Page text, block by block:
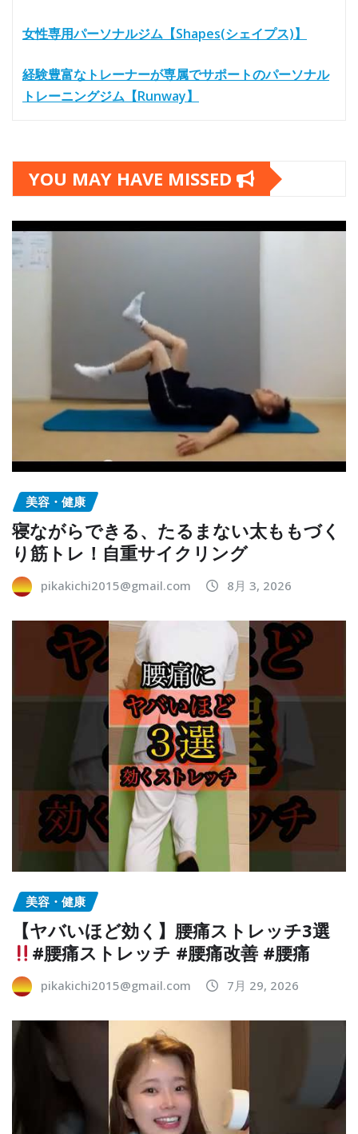
女性専用パーソナルジム【Shapes(シェイプス)】
経験豊富なトレーナーが専属でサポートのパーソナル
トレーニングジム【Runway】
YOU MAY HAVE MISSED
美容・健康
寝ながらできる、たるまない太ももづく
り筋トレ！自重サイクリング
pikakichi2015@gmail.com 8月 3, 2026
美容・健康
【ヤバいほど効く】腰痛ストレッチ3選
#腰痛ストレッチ #腰痛改善 #腰痛
pikakichi2015@gmail.com 7月 29, 2026